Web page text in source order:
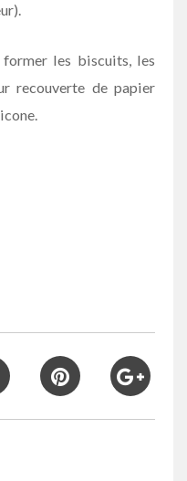
les biscuits, les
recouverte de papier